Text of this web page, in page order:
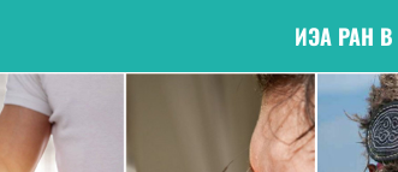
ИЭА РАН